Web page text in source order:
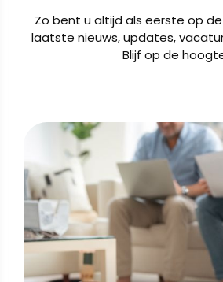
Zo bent u altijd als eerste op
laatste nieuws, updates,
Blijf op de